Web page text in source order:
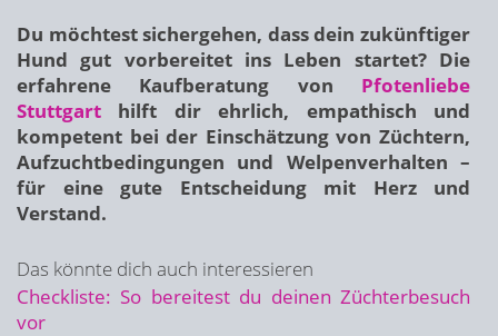
Du möchtest sichergehen, dass dein zukünftiger
Hund gut vorbereitet ins Leben startet? Die
erfahrene Kaufberatung von Pfotenliebe
Stuttgart hilft dir ehrlich, empathisch und
kompetent bei der Einschätzung von Züchtern,
Aufzuchtbedingungen und Welpenverhalten –
für eine gute Entscheidung mit Herz und
Verstand.
Das könnte dich auch interessieren
Checkliste: So bereitest du deinen Züchterbesuch
vor